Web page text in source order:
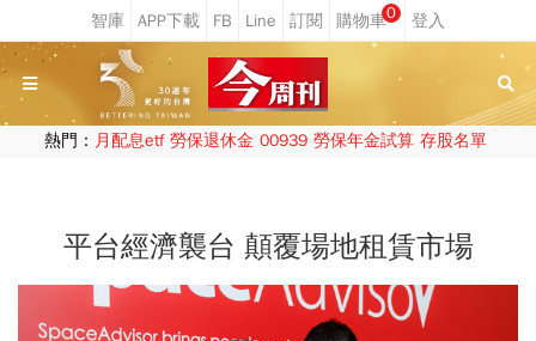
0
熱門： 月配息etf 勞保退休金 00939 勞保年金試算 存股名單
平台經濟襲台 顛覆場地租賃市場